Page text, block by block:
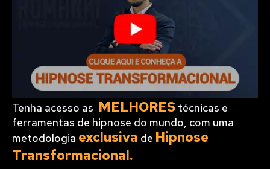
Tenha acesso as MELHORES técnicas e
ferramentas de hipnose do mundo, com uma
metodologia exclusiva de Hipnose
Transformacional.